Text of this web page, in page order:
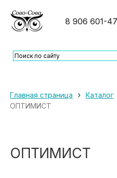
8 906 601-
Главная страница › Каталог
ОПТИМИСТ
ОПТИМИСТ